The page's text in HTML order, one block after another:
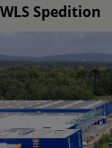
WLS Spedition